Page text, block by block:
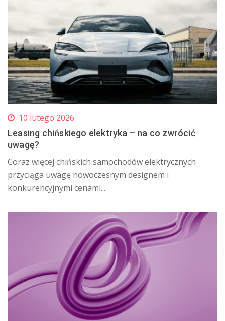
10 lutego 2026
Leasing chińskiego elektryka – na co zwrócić
uwagę?
Coraz więcej chińskich samochodów elektrycznych
przyciąga uwagę nowoczesnym designem i
konkurencyjnymi cenami...